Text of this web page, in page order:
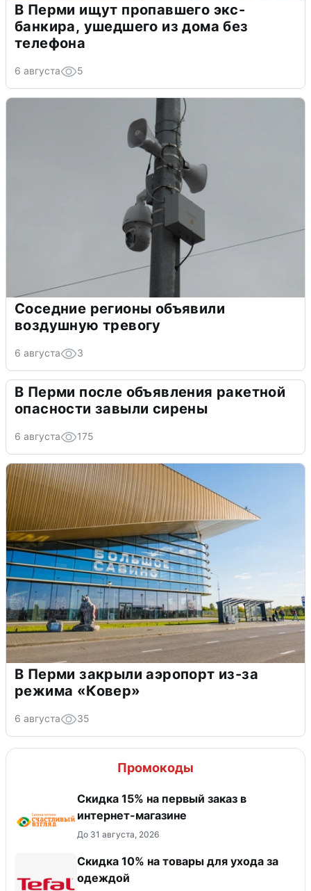
В Перми ищут пропавшего экс-
банкира, ушедшего из дома без
телефона
6 августа 5
Соседние регионы объявили
воздушную тревогу
6 августа 3
В Перми после объявления ракетной
опасности завыли сирены
6 августа 175
В Перми закрыли аэропорт из-за
режима «Ковер»
6 августа 35
Промокоды
Скидка 15% на первый заказ в
интернет-магазине
До 31 августа, 2026
Скидка 10% на товары для ухода за
одеждой